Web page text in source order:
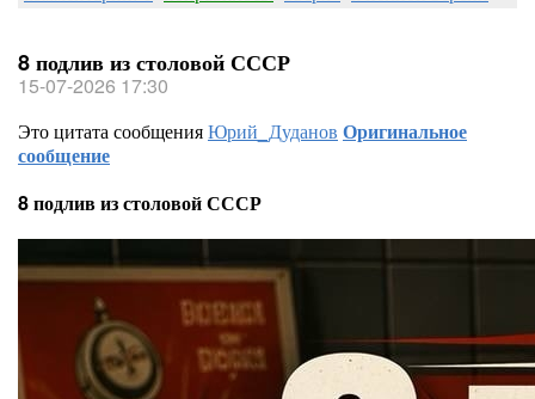
8 подлив из столовой СССР
15-07-2026 17:30
Это цитата сообщенияЮрий_Дуданов Оригинальное
сообщение
8 подлив из столовой СССР